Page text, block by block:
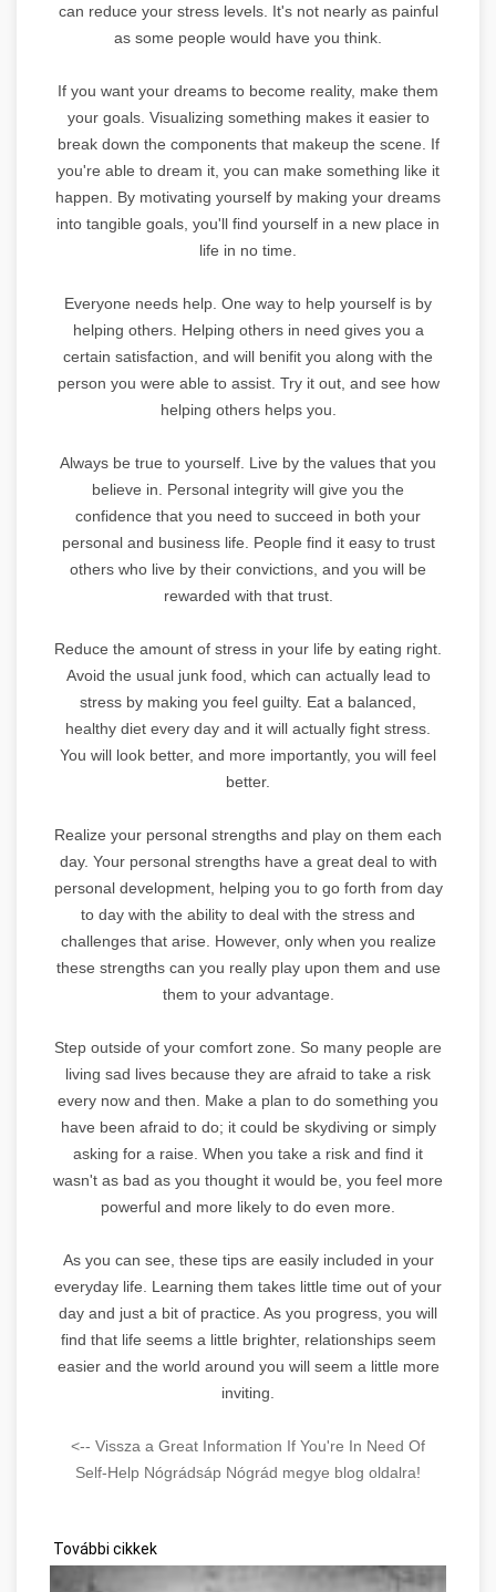
can reduce your stress levels. It's not nearly as painful
as some people would have you think.
If you want your dreams to become reality, make them
your goals. Visualizing something makes it easier to
break down the components that makeup the scene. If
you're able to dream it, you can make something like it
happen. By motivating yourself by making your dreams
into tangible goals, you'll find yourself in a new place in
life in no time.
Everyone needs help. One way to help yourself is by
helping others. Helping others in need gives you a
certain satisfaction, and will benifit you along with the
person you were able to assist. Try it out, and see how
helping others helps you.
Always be true to yourself. Live by the values that you
believe in. Personal integrity will give you the
confidence that you need to succeed in both your
personal and business life. People find it easy to trust
others who live by their convictions, and you will be
rewarded with that trust.
Reduce the amount of stress in your life by eating right.
Avoid the usual junk food, which can actually lead to
stress by making you feel guilty. Eat a balanced,
healthy diet every day and it will actually fight stress.
You will look better, and more importantly, you will feel
better.
Realize your personal strengths and play on them each
day. Your personal strengths have a great deal to with
personal development, helping you to go forth from day
to day with the ability to deal with the stress and
challenges that arise. However, only when you realize
these strengths can you really play upon them and use
them to your advantage.
Step outside of your comfort zone. So many people are
living sad lives because they are afraid to take a risk
every now and then. Make a plan to do something you
have been afraid to do; it could be skydiving or simply
asking for a raise. When you take a risk and find it
wasn't as bad as you thought it would be, you feel more
powerful and more likely to do even more.
As you can see, these tips are easily included in your
everyday life. Learning them takes little time out of your
day and just a bit of practice. As you progress, you will
find that life seems a little brighter, relationships seem
easier and the world around you will seem a little more
inviting.
<-- Vissza a Great Information If You're In Need Of
Self-Help Nógrádsáp Nógrád megye blog oldalra!
További cikkek